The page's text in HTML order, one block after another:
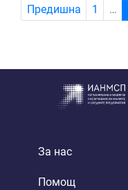
Предишна 1 …
За нас
Помощ